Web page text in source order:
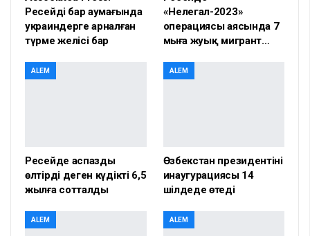
Ресейдің бар аумағында
украиндерге арналған
түрме желісі бар
«Нелегал-2023»
операциясы аясында 7
мыңға жуық мигрант…
ALEM
Ресейде аспазды
өлтірді деген күдікті 6,5
жылға сотталды
ALEM
Өзбекстан президентінің
инаугурациясы 14
шілдеде өтеді
ALEM ALEM